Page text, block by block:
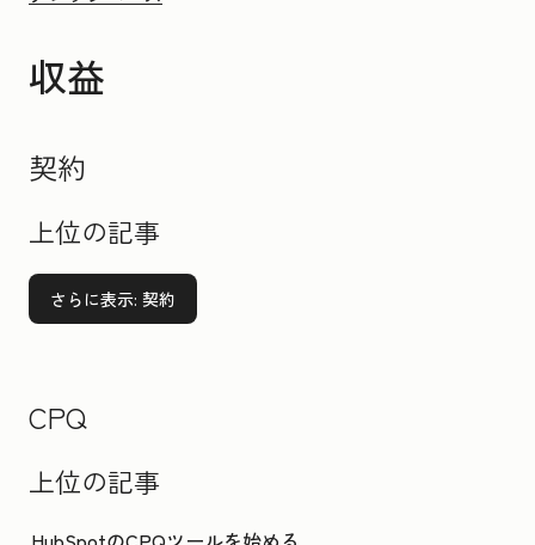
収益
契約
上位の記事
さらに表示: 契約
CPQ
上位の記事